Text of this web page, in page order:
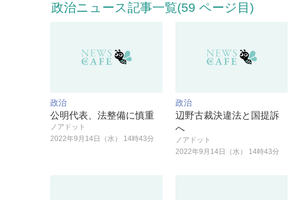
政治ニュース記事一覧(59 ページ目)
政治
公明代表、法整備に慎重
ノアドット
2022年9月14日（水） 14時43分
政治
辺野古裁決違法と国提訴
へ
ノアドット
2022年9月14日（水） 14時43分